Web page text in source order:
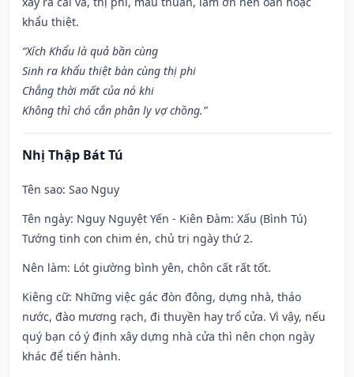
khẩu thiệt.
“Xích Khẩu là quả bần cùng
Sinh ra khẩu thiệt bàn cùng thị phi
Chẳng thời mất của nó khi
Không thì chó cắn phân ly vợ chồng.”
Nhị Thập Bát Tú
Tên sao: Sao Nguy
Tên ngày: Nguy Nguyệt Yến - Kiên Đàm: Xấu (Bình Tú)
Tướng tinh con chim én, chủ trị ngày thứ 2.
Nên làm: Lót giường bình yên, chôn cất rất tốt.
Kiêng cữ: Những việc gác đòn đông, dựng nhà, tháo
nước, đào mương rạch, đi thuyền hay trổ cửa. Vì vậy, nếu
quý bạn có ý định xây dựng nhà cửa thì nên chọn ngày
khác để tiến hành.